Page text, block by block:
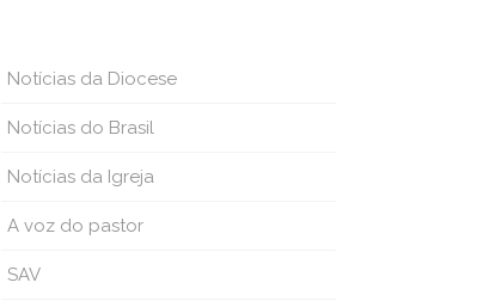
Notícias da Diocese
Notícias do Brasil
Notícias da Igreja
A voz do pastor
SAV